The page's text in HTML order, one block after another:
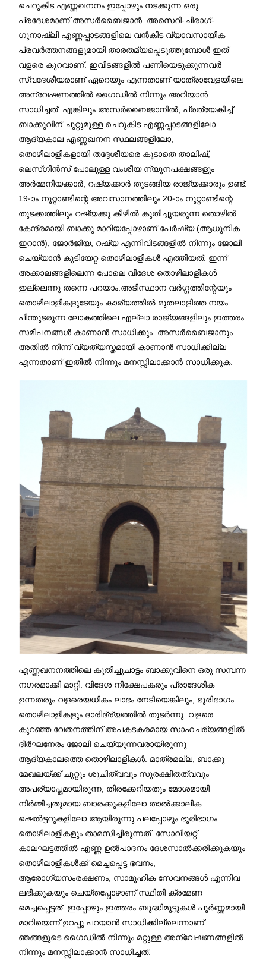
ചെറുകിട എണ്ണഖനനം ഇപ്പോഴും നടക്കുന്ന ഒരു
പ്രദേശമാണ് അസർബൈജാൻ. അസെറി-ചിരാഗ്-
ഗുനാഷ്‌ലി എണ്ണപ്പാടങ്ങളിലെ വൻകിട വ്യാവസായിക
പ്രവർത്തനങ്ങളുമായി താരതമ്യപ്പെടുത്തുമ്പോൾ ഇത്
വളരെ കുറവാണ്. ഇവിടങ്ങളിൽ പണിയെടുക്കുന്നവർ
സ്വദേശീയരാണ് ഏറെയും എന്നതാണ് യാത്രാവേളയിലെ
അന്വേഷണത്തിൽ ഗൈഡിൽ നിന്നും അറിയാൻ
സാധിച്ചത്. എങ്കിലും അസർബൈജാനിൽ, പ്രത്യേകിച്ച്
ബാക്കുവിന് ചുറ്റുമുള്ള ചെറുകിട എണ്ണപ്പാടങ്ങളിലോ
ആദ്യകാല എണ്ണഖനന സ്ഥലങ്ങളിലോ,
തൊഴിലാളികളായി തദ്ദേശീയരെ കൂടാതെ താലിഷ്,
ലെസ്ഗിൻസ് പോലുള്ള വംശീയ ന്യൂനപക്ഷങ്ങളും
അർമേനിയക്കാർ, റഷ്യക്കാർ തുടങ്ങിയ രാജ്യക്കാരും ഉണ്ട്.
19-ാം നൂറ്റാണ്ടിന്റെ അവസാനത്തിലും 20-ാം നൂറ്റാണ്ടിന്റെ
തുടക്കത്തിലും റഷ്യക്കു കീഴിൽ കുതിച്ചുയരുന്ന തൊഴിൽ
കേന്ദ്രമായി ബാക്കു മാറിയപ്പോഴാണ് പേർഷ്യ (ആധുനിക
ഇറാൻ), ജോർജിയ, റഷ്യ എന്നിവിടങ്ങളിൽ നിന്നും ജോലി
ചെയ്യാൻ കുടിയേറ്റ തൊഴിലാളികൾ എത്തിയത്. ഇന്ന്
അക്കാലങ്ങളിലെന്ന പോലെ വിദേശ തൊഴിലാളികൾ
ഇല്ലെന്നു തന്നെ പറയാം.അടിസ്ഥാന വർഗ്ഗത്തിന്റേയും
തൊഴിലാളികളുടേയും കാര്യത്തിൽ മുതലാളിത്ത നയം
പിന്തുടരുന്ന ലോകത്തിലെ എല്ലാ രാജ്യങ്ങളിലും ഇത്തരം
സമീപനങ്ങൾ കാണാൻ സാധിക്കും. അസർബൈജാനും
അതിൽ നിന്ന് വ്യത്യസ്തമായി കാണാൻ സാധിക്കില്ല
എന്നതാണ് ഇതിൽ നിന്നും മനസ്സിലാക്കാൻ സാധിക്കുക.
എണ്ണഖനനത്തിലെ കുതിച്ചുചാട്ടം ബാക്കുവിനെ ഒരു സമ്പന്ന
നഗരമാക്കി മാറ്റി. വിദേശ നിക്ഷേപകരും പ്രാദേശിക
ഉന്നതരും വളരെയധികം ലാഭം നേടിയെങ്കിലും, ഭൂരിഭാഗം
തൊഴിലാളികളും ദാരിദ്ര്യത്തിൽ തുടർന്നു. വളരെ
കുറഞ്ഞ വേതനത്തിന് അപകടകരമായ സാഹചര്യങ്ങളിൽ
ദീർഘനേരം ജോലി ചെയ്യുന്നവരായിരുന്നു
ആദ്യകാലത്തെ തൊഴിലാളികൾ. മാത്രമല്ല, ബാക്കു
മേഖലയ്ക്ക് ചുറ്റും ശുചിത്വവും സുരക്ഷിതത്വവും
അപര്യാപ്തമായിരുന്ന, തിരക്കേറിയതും മോശമായി
നിർമ്മിച്ചതുമായ ബാരക്കുകളിലോ താൽക്കാലിക
ഷെൽട്ടറുകളിലോ ആയിരുന്നു പലപ്പോഴും ഭൂരിഭാഗം
തൊഴിലാളികളും താമസിച്ചിരുന്നത്. സോവിയറ്റ്
കാലഘട്ടത്തിൽ എണ്ണ ഉൽപാദനം ദേശസാൽക്കരിക്കുകയും
തൊഴിലാളികൾക്ക് മെച്ചപ്പെട്ട ഭവനം,
ആരോഗ്യസംരക്ഷണം, സാമൂഹിക സേവനങ്ങൾ എന്നിവ
ലഭിക്കുകയും ചെയ്തപ്പോഴാണ് സ്ഥിതി ക്രമേണ
മെച്ചപ്പെട്ടത്. ഇപ്പോഴും ഇത്തരം ബുദ്ധിമുട്ടുകൾ പൂർണ്ണമായി
മാറിയെന്ന് ഉറപ്പു പറയാൻ സാധിക്കില്ലെന്നാണ്
ഞങ്ങളുടെ ഗൈഡിൽ നിന്നും മറ്റുള്ള അന്വേഷണങ്ങളിൽ
നിന്നും മനസ്സിലാക്കാൻ സാധിച്ചത്.